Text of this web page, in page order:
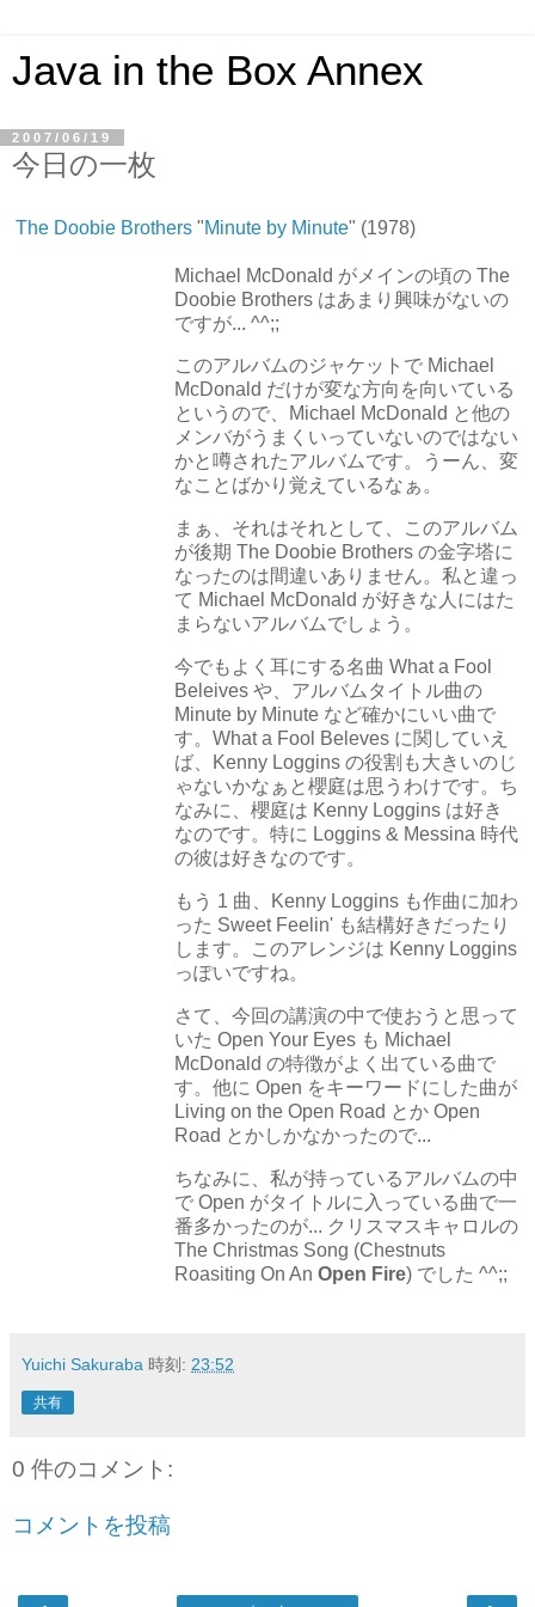
Java in the Box Annex
2007/06/19
今日の一枚
The Doobie Brothers "Minute by Minute" (1978)
Michael McDonald がメインの頃の The
Doobie Brothers はあまり興味がないの
ですが... ^^;;
このアルバムのジャケットで Michael
McDonald だけが変な方向を向いている
というので、Michael McDonald と他の
メンバがうまくいっていないのではない
かと噂されたアルバムです。うーん、変
なことばかり覚えているなぁ。
まぁ、それはそれとして、このアルバム
が後期 The Doobie Brothers の金字塔に
なったのは間違いありません。私と違っ
て Michael McDonald が好きな人にはた
まらないアルバムでしょう。
今でもよく耳にする名曲 What a Fool
Beleives や、アルバムタイトル曲の
Minute by Minute など確かにいい曲で
す。What a Fool Beleves に関していえ
ば、Kenny Loggins の役割も大きいのじ
ゃないかなぁと櫻庭は思うわけです。ち
なみに、櫻庭は Kenny Loggins は好き
なのです。特に Loggins & Messina 時代
の彼は好きなのです。
もう 1 曲、Kenny Loggins も作曲に加わ
った Sweet Feelin' も結構好きだったり
します。このアレンジは Kenny Loggins
っぽいですね。
さて、今回の講演の中で使おうと思って
いた Open Your Eyes も Michael
McDonald の特徴がよく出ている曲で
す。他に Open をキーワードにした曲が
Living on the Open Road とか Open
Road とかしかなかったので...
ちなみに、私が持っているアルバムの中
で Open がタイトルに入っている曲で一
番多かったのが... クリスマスキャロルの
The Christmas Song (Chestnuts
Roasiting On An Open Fire) でした ^^;;
Yuichi Sakuraba 時刻: 23:52
共有
0 件のコメント:
コメントを投稿